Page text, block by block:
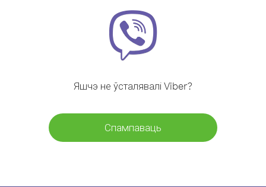
Яшчэ не ўсталявалі Viber?
Спампаваць